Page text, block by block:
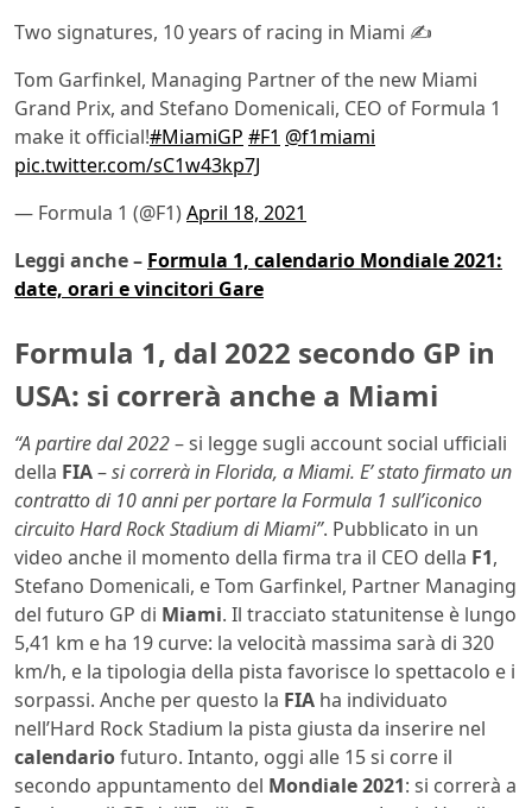
Two signatures, 10 years of racing in Miami ✍️
Tom Garfinkel, Managing Partner of the new Miami
Grand Prix, and Stefano Domenicali, CEO of Formula 1
make it official!#MiamiGP #F1 @f1miami
pic.twitter.com/sC1w43kp7J
— Formula 1 (@F1)April 18, 2021
Leggi anche – Formula 1, calendario Mondiale 2021:
date, orari e vincitori Gare
Formula 1, dal 2022 secondo GP in
USA: si correrà anche a Miami
“A partire dal 2022– si legge sugli account social ufficiali
della FIA–si correrà in Florida, a Miami. E’ stato firmato un
contratto di 10 anni per portare la Formula 1 sull’iconico
circuito Hard Rock Stadium di Miami”. Pubblicato in un
video anche il momento della firma tra il CEO della F1,
Stefano Domenicali, e Tom Garfinkel, Partner Managing
del futuro GP di Miami. Il tracciato statunitense è lungo
5,41 km e ha 19 curve: la velocità massima sarà di 320
km/h, e la tipologia della pista favorisce lo spettacolo e i
sorpassi. Anche per questo la FIA ha individuato
nell’Hard Rock Stadium la pista giusta da inserire nel
calendariofuturo. Intanto, oggi alle 15 si corre il
secondo appuntamento del Mondiale 2021: si correrà a